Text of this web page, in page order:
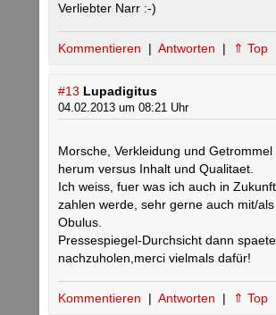
Verliebter Narr :-)
Kommentieren | Antworten | ⇑ Top
#13 Lupadigitus
04.02.2013 um 08:21 Uhr
Morsche, Verkleidung und Getrommel
herum versus Inhalt und Qualitaet.
Ich weiss, fuer was ich auch in
zahlen werde, sehr gerne auch mit/
Obulus.
Pressespiegel-Durchsicht dann
nachzuholen,merci vielmals dafür!
Kommentieren | Antworten | ⇑ Top